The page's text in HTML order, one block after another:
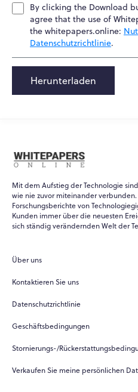
By clicking the Download
agree that the use of
the whitepapers.online:
Datenschutzrichtlinie.
Herunterladen
Mit dem Aufstieg der Technologie
wie nie zuvor miteinander
Forschungsberichte von
Kunden immer über die neuesten
sich ständig verändernden Welt der
Über uns
Kontaktieren Sie uns
Datenschutzrichtlinie
Geschäftsbedingungen
Stornierungs-/
Verkaufen Sie meine persönlichen